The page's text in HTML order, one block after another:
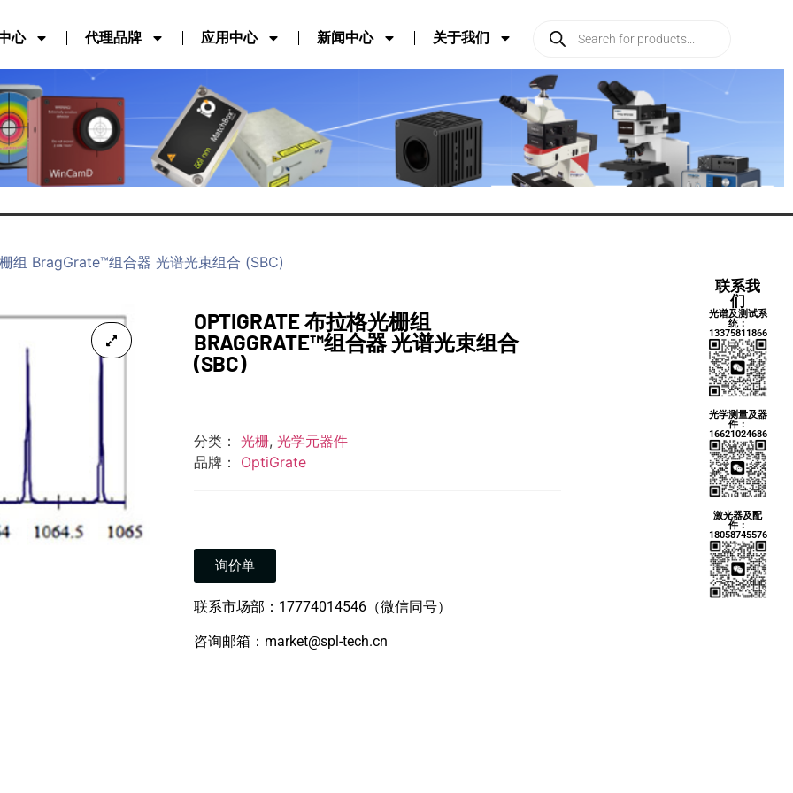
心 代理品牌 应用中心 新闻中心 关于我们
联系我
们
光谱及测试系
统：
13375811866
光学测量及器
件：
16621024686
激光器及配
件：
18058745576
组 BragGrate™组合器 光谱光束组合 (SBC)
OPTIGRATE 布拉格光栅组
BRAGGRATE™组合器 光谱光束组合
(SBC)
分类： 光栅, 光学元器件
品牌： OptiGrate
询价单
联系市场部：17774014546（微信同号）
咨询邮箱：market@spl-tech.cn